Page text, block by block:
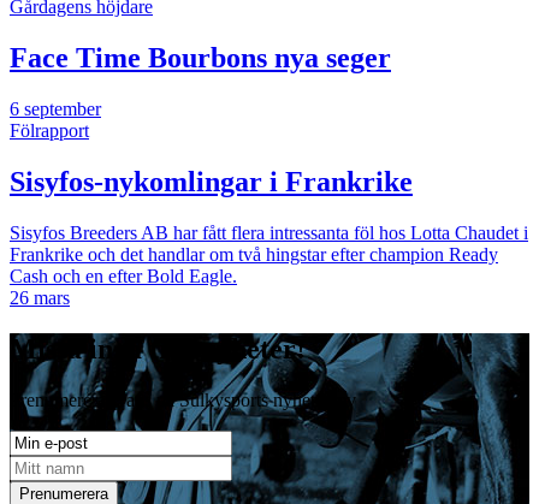
Gårdagens höjdare
Face Time Bourbons nya seger
6 september
Fölrapport
Sisyfos-nykomlingar i Frankrike
Sisyfos Breeders AB har fått flera intressanta föl hos Lotta Chaudet i
Frankrike och det handlar om två hingstar efter champion Ready
Cash och en efter Bold Eagle.
26 mars
Missa inga travnyheter!
Prenumerera gratis på Sulkysports nyhetsbrev